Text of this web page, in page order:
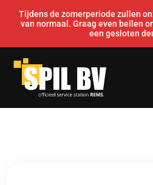
Tijdens de zomerperiode zullen
van normaal. Graag even bellen
een gesloten